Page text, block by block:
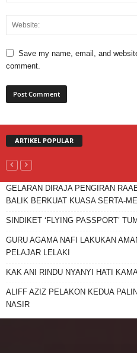
Save my name, email, and
comment.
ARTIKEL POPULAR
GELARAN DIRAJA PENGIRAN
BALIK BERKUAT KUASA SERTA-
SINDIKET ‘FLYING PASSPORT’
GURU AGAMA NAFI LAKUKAN
PELAJAR LELAKI
KAK ANI RINDU NYANYI HATI
ALIFF AZIZ PELAKON KEDUA
NASIR